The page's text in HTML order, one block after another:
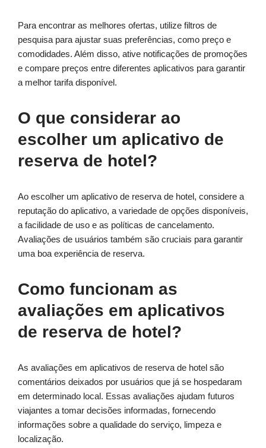
Para encontrar as melhores ofertas, utilize filtros de
pesquisa para ajustar suas preferências, como preço e
comodidades. Além disso, ative notificações de promoções
e compare preços entre diferentes aplicativos para garantir
a melhor tarifa disponível.
O que considerar ao
escolher um aplicativo de
reserva de hotel?
Ao escolher um aplicativo de reserva de hotel, considere a
reputação do aplicativo, a variedade de opções disponíveis,
a facilidade de uso e as políticas de cancelamento.
Avaliações de usuários também são cruciais para garantir
uma boa experiência de reserva.
Como funcionam as
avaliações em aplicativos
de reserva de hotel?
As avaliações em aplicativos de reserva de hotel são
comentários deixados por usuários que já se hospedaram
em determinado local. Essas avaliações ajudam futuros
viajantes a tomar decisões informadas, fornecendo
informações sobre a qualidade do serviço, limpeza e
localização.